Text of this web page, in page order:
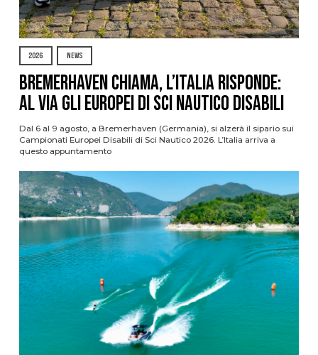
2026 NEWS
Bremerhaven chiama, l’Italia risponde:
al via gli Europei di Sci Nautico Disabili
Dal 6 al 9 agosto, a Bremerhaven (Germania), si alzerà il sipario sui
Campionati Europei Disabili di Sci Nautico 2026. L’Italia arriva a
questo appuntamento